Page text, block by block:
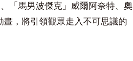
「馬男波傑克」威爾阿奈特、奧
，將引領觀眾走入不可思議的